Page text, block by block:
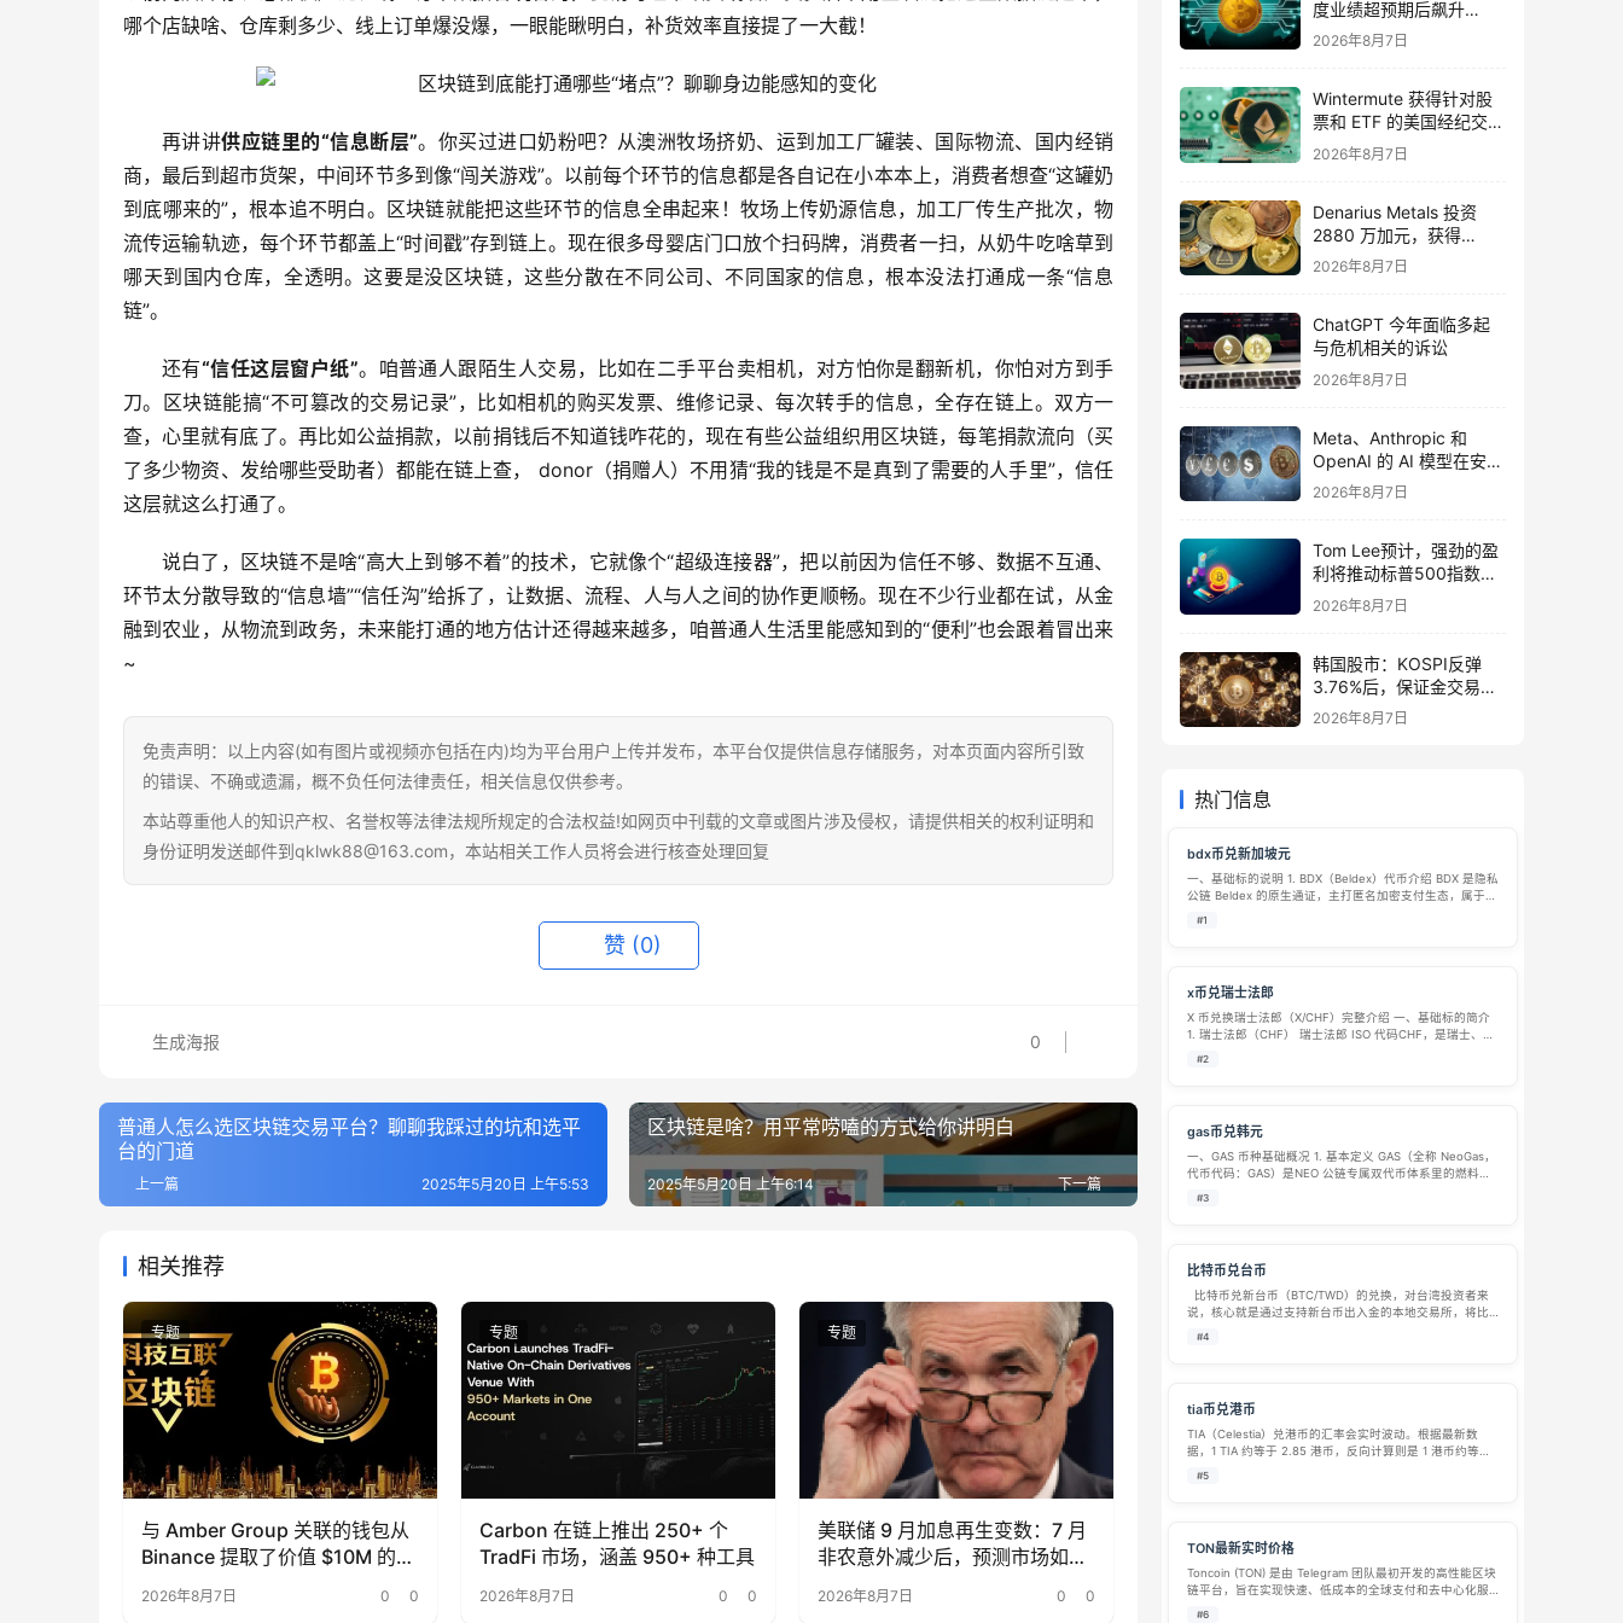
哪个店缺啥、仓库剩多少、线上订单爆没爆，一眼能瞅明白，补货效率直接提了一大截！
再讲讲供应链里的“信息断层”。你买过进口奶粉吧？从澳洲牧场挤奶、运到加工厂罐装、国际物流、国内经销
商，最后到超市货架，中间环节多到像“闯关游戏”。以前每个环节的信息都是各自记在小本本上，消费者想查“这罐奶
到底哪来的”，根本追不明白。区块链就能把这些环节的信息全串起来！牧场上传奶源信息，加工厂传生产批次，物
流传运输轨迹，每个环节都盖上“时间戳”存到链上。现在很多母婴店门口放个扫码牌，消费者一扫，从奶牛吃啥草到
哪天到国内仓库，全透明。这要是没区块链，这些分散在不同公司、不同国家的信息，根本没法打通成一条“信息
链”。
还有“信任这层窗户纸”。咱普通人跟陌生人交易，比如在二手平台卖相机，对方怕你是翻新机，你怕对方到手
刀。区块链能搞“不可篡改的交易记录”，比如相机的购买发票、维修记录、每次转手的信息，全存在链上。双方一
查，心里就有底了。再比如公益捐款，以前捐钱后不知道钱咋花的，现在有些公益组织用区块链，每笔捐款流向（买
了多少物资、发给哪些受助者）都能在链上查， donor（捐赠人）不用猜“我的钱是不是真到了需要的人手里”，信任
这层就这么打通了。
说白了，区块链不是啥“高大上到够不着”的技术，它就像个“超级连接器”，把以前因为信任不够、数据不互通、
环节太分散导致的“信息墙”“信任沟”给拆了，让数据、流程、人与人之间的协作更顺畅。现在不少行业都在试，从金
融到农业，从物流到政务，未来能打通的地方估计还得越来越多，咱普通人生活里能感知到的“便利”也会跟着冒出来
~
免责声明：以上内容(如有图片或视频亦包括在内)均为平台用户上传并发布，本平台仅提供信息存储服务，对本页面内容所引致
的错误、不确或遗漏，概不负任何法律责任，相关信息仅供参考。
本站尊重他人的知识产权、名誉权等法律法规所规定的合法权益!如网页中刊载的文章或图片涉及侵权，请提供相关的权利证明和
身份证明发送邮件到qklwk88@163.com，本站相关工作人员将会进行核查处理回复
赞 (0)
0
生成海报
普通人怎么选区块链交易平台？聊聊我踩过的坑和选平
台的门道
上一篇 2025年5月20日 上午5:53
区块链是啥？用平常唠嗑的方式给你讲明白
下一篇
2025年5月20日 上午6:14
相关推荐
专题
与 Amber Group 关联的钱包从
Binance 提取了价值 $10M 的
ENA、AAVE、ETH、BNB 和
LINK。
2026年8月7日 0 0
专题
Carbon 在链上推出 250+ 个
TradFi 市场，涵盖 950+ 种工具
2026年8月7日 0 0
专题
美联储 9 月加息再生变数：7 月
非农意外减少后，预测市场如何
重新定价？
2026年8月7日 0 0
度业绩超预期后飙升
16%，华尔街将目标价上
2026年8月7日
Wintermute 获得针对股
票和 ETF 的美国经纪交易
商资格
2026年8月7日
Denarius Metals 投资
2880 万加元，获得
Copper Giant Resources
2026年8月7日
ChatGPT 今年面临多起
与危机相关的诉讼
2026年8月7日
Meta、Anthropic 和
OpenAI 的 AI 模型在安全
测试期间入侵外部组织
2026年8月7日
Tom Lee预计，强劲的盈
利将推动标普500指数在
8月前升至8,000点
2026年8月7日
韩国股市：KOSPI反弹
3.76%后，保证金交易激
增1万亿韩元
2026年8月7日
热门信息
bdx币兑新加坡元
一、基础标的说明 1. BDX（Beldex）代币介绍 BDX 是隐私
公链 Beldex 的原生通证，主打匿名加密支付生态，属于隐
私类加密货币： 核心技术：基于 CryptoNote 底层，搭载
#1
x币兑瑞士法郎
X 币兑换瑞士法郎（X/CHF）完整介绍 一、基础标的简介
1. 瑞士法郎（CHF） 瑞士法郎 ISO 代码CHF，是瑞士、列
支敦士登法定流通货币，由瑞士国家银行（SNB）发行管
#2
gas币兑韩元
一、GAS 币种基础概况 1. 基本定义 GAS（全称 NeoGas，
代币代码：GAS）是NEO 公链专属双代币体系里的燃料手
续费代币，和治理代币 NEO 配套运行，并非以太坊网络里
#3
比特币兑台币
比特币兑新台币（BTC/TWD）的兑换，对台湾投资者来
说，核心就是通过支持新台币出入金的本地交易所，将比
特币兑换成新台币并提领到银行账户。由于多数国际主流
#4
tia币兑港币
TIA（Celestia）兑港币的汇率会实时波动。根据最新数
据，1 TIA 约等于 2.85 港币，反向计算则是 1 港币约等于
0.35 TIA。 项目背景：TIA是什么？ TIA 是 Celestia 网络
#5
TON最新实时价格
Toncoin (TON) 是由 Telegram 团队最初开发的高性能区块
链平台，旨在实现快速、低成本的全球支付和去中心化服
务。尽管 Telegram 因监管问题退出了项目，但 TON 社区
#6